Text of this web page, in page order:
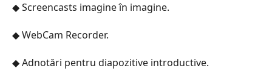
◆ Screencasts imagine în imagine.
◆ WebCam Recorder.
◆ Adnotări pentru diapozitive introductive.